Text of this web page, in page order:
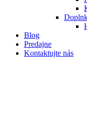
Blog
Predajne
Kontaktujte nás